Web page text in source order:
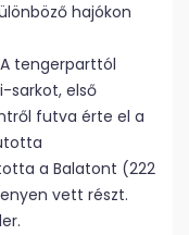
hajókon
tengerparttól
sarkot, első
futva érte el a
a Balatont (222
vett részt.